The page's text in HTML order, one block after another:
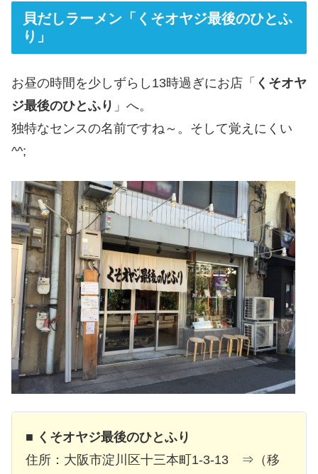
貝だしラーメン「くそオヤジ最後のひとふ
り」
お昼の時間を少しずらし13時過ぎにお店「 くそオヤ
ジ最後のひとふり 」へ。
独特なセンスの名前ですね～。そして覚えにくい
^^;
■ くそオヤジ最後のひとふり
住所：大阪市淀川区十三本町1-3-13 ⇒（移